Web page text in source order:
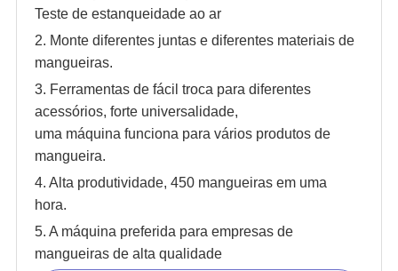
Teste de estanqueidade ao ar
2. Monte diferentes juntas e diferentes materiais de
mangueiras.
3. Ferramentas de fácil troca para diferentes
acessórios, forte universalidade,
uma máquina funciona para vários produtos de
mangueira.
4. Alta produtividade, 450 mangueiras em uma
hora.
5. A máquina preferida para empresas de
mangueiras de alta qualidade